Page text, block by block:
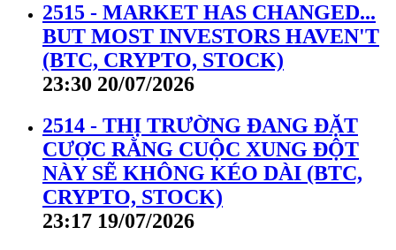
2515 - MARKET HAS CHANGED...
BUT MOST INVESTORS HAVEN'T
(BTC, CRYPTO, STOCK)
23:30 20/07/2026
2514 - THỊ TRƯỜNG ĐANG ĐẶT
CƯỢC RẰNG CUỘC XUNG ĐỘT
NÀY SẼ KHÔNG KÉO DÀI (BTC,
CRYPTO, STOCK)
23:17 19/07/2026